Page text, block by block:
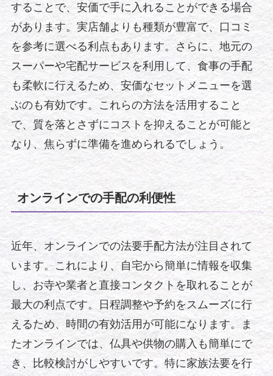
することで、安価で手に入れることができる場合
があります。実店舗よりも種類が豊富で、口コミ
を参考に選べる利点もあります。さらに、地元の
スーパーや宅配サービスを利用して、食事の手配
も柔軟に行えるため、安価なセットメニューを選
ぶのも有効です。これらの方法を活用すること
で、質を落とさずにコストを抑えることが可能と
なり、焦らずに準備を進められるでしょう。
オンラインでの手配の利便性
近年、オンラインでの法要手配方法が注目されて
います。これにより、自宅から簡単に情報を収集
し、お寺や業者と直接コンタクトを取れることが
最大の利点です。日程調整や予約をスムーズに行
えるため、時間の有効活用が可能になります。ま
たオンラインでは、仏具や供物の購入も簡単にで
き、比較検討がしやすいです。特に家族法要を行